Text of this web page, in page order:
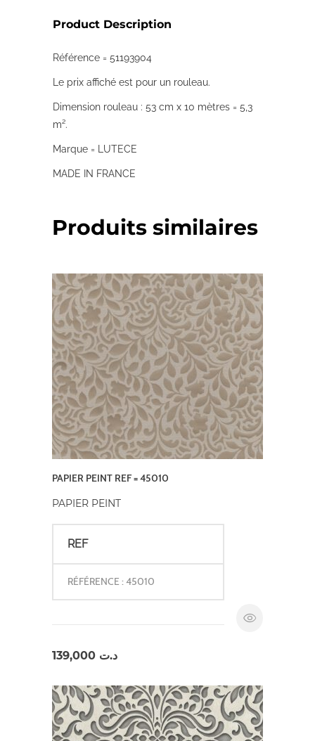
Product Description
Référence = 51193904
Le prix affiché est pour un rouleau.
Dimension rouleau : 53 cm x 10 mètres = 5,3
m².
Marque = LUTECE
MADE IN FRANCE
Produits similaires
PAPIER PEINT REF = 45010
PAPIER PEINT
REF
RÉFÉRENCE : 45010
د.ت